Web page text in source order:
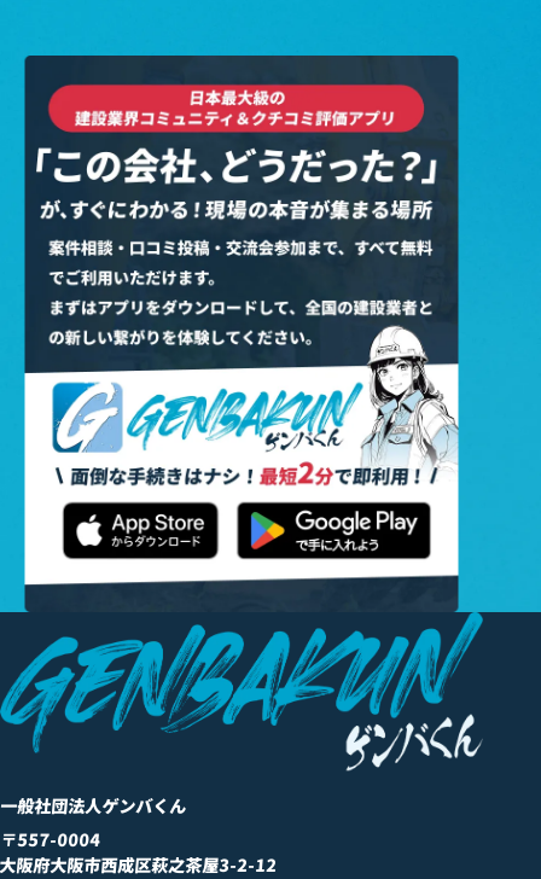
一般社団法人ゲンバくん
〒557-0004
阪府大阪市西成区萩之茶屋3-2-12